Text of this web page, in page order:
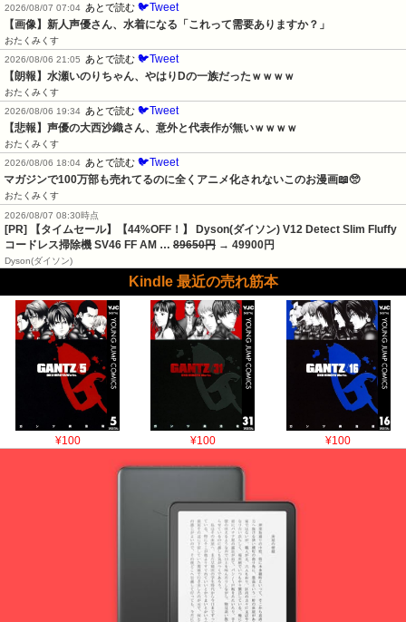
2026/08/07 07:04 あとで読む 🐦Tweet
【画像】新人声優さん、水着になる「これって需要ありますか？」
おたくみくす
2026/08/06 21:05
あとで読む 🐦Tweet
【朗報】水瀬いのりちゃん、やはりDの一族だったｗｗｗｗ
おたくみくす
2026/08/06 19:34 あとで読む 🐦Tweet
【悲報】声優の大西沙織さん、意外と代表作が無いｗｗｗｗ
おたくみくす
2026/08/06 18:04 あとで読む 🐦Tweet
マガジンで100万部も売れてるのに全くアニメ化されないこのお漫画📖🥺
おたくみくす
2026/08/07 08:30時点
[PR] 【タイムセール】【44%OFF！】 Dyson(ダイソン) V12 Detect Slim Fluffy
コードレス掃除機 SV46 FF AM … 89650円 → 49900円
Dyson(ダイソン)
Kindle 最近の売れ筋本
¥100 ¥100 ¥100